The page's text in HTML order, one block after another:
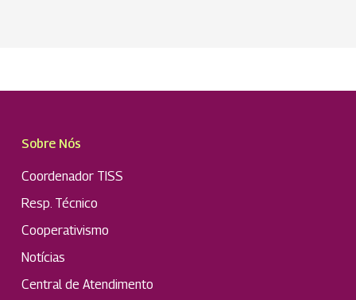
Sobre Nós
Coordenador TISS
Resp. Técnico
Cooperativismo
Notícias
Central de Atendimento